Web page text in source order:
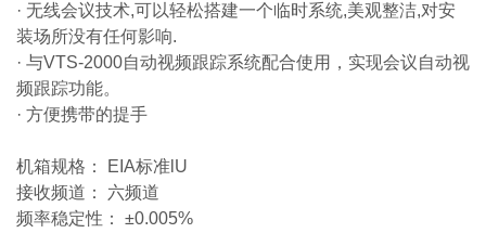
· 无线会议技术,可以轻松搭建一个临时系统,美观整洁,对安
装场所没有任何影响.
· 与VTS-2000自动视频跟踪系统配合使用，实现会议自动视
频跟踪功能。
· 方便携带的提手
机箱规格： EIA标准lU
接收频道： 六频道
频率稳定性： ±0.005%